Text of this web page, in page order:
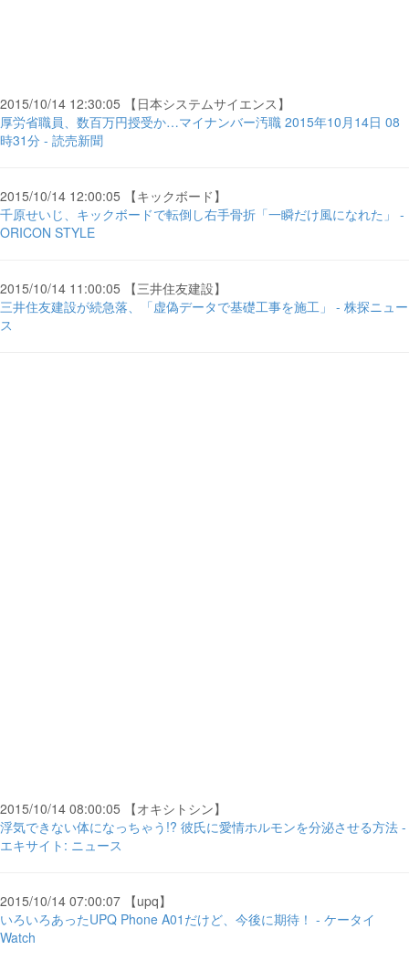
2015/10/14 12:30:05 【日本システムサイエンス】
厚労省職員、数百万円授受か…マイナンバー汚職 2015年10月14日 08
時31分 - 読売新聞
2015/10/14 12:00:05 【キックボード】
千原せいじ、キックボードで転倒し右手骨折「一瞬だけ風になれた」 -
ORICON STYLE
2015/10/14 11:00:05 【三井住友建設】
三井住友建設が続急落、「虚偽データで基礎工事を施工」 - 株探ニュー
ス
2015/10/14 08:00:05 【オキシトシン】
浮気できない体になっちゃう!? 彼氏に愛情ホルモンを分泌させる方法 -
エキサイト: ニュース
2015/10/14 07:00:07 【upq】
いろいろあったUPQ Phone A01だけど、今後に期待！ - ケータイ
Watch